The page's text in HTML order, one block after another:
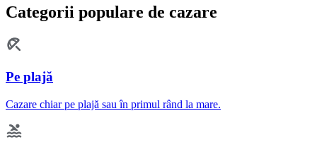
Categorii populare de cazare
Pe plajă
Cazare chiar pe plajă sau în primul rând la mare.